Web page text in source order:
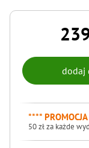
****
50 zł za każde